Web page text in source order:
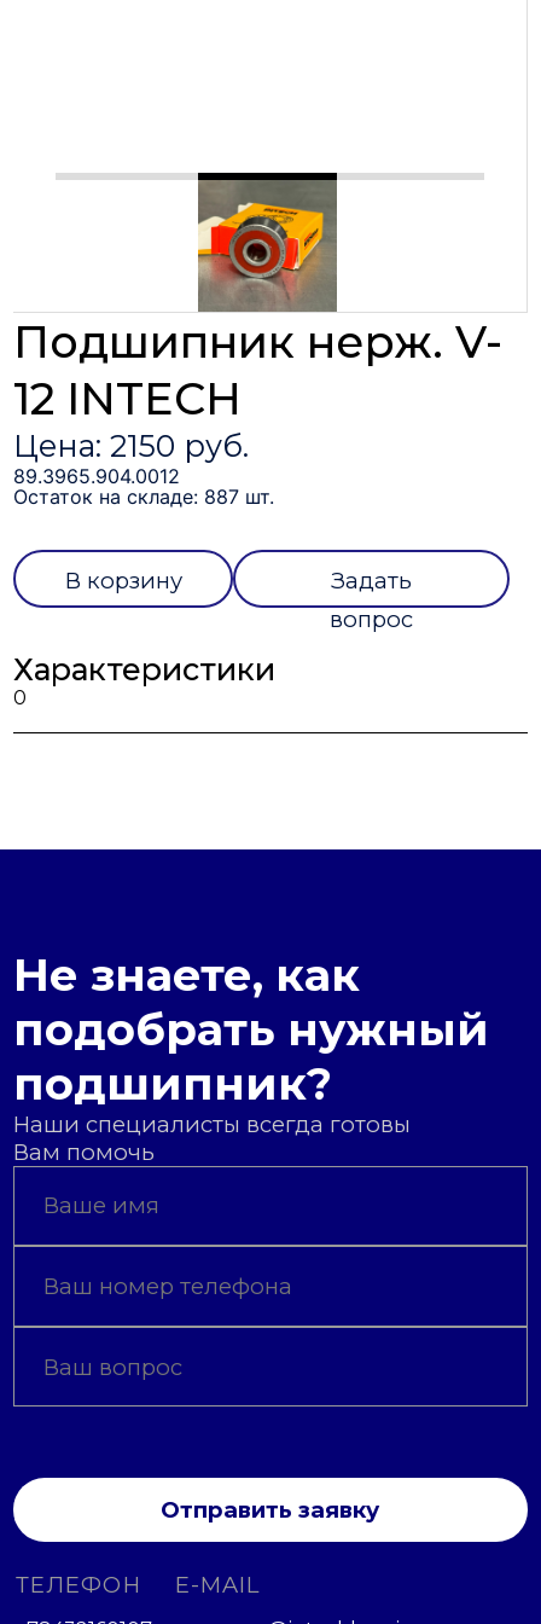
Подшипник нерж. V-
12 INTECH
Цена: 2150 руб.
89.3965.904.0012
Остаток на складе: 887 шт.
В корзину
Задать
вопрос
Характеристики
0
Не знаете, как
подобрать нужный
подшипник?
Наши специалисты всегда готовы
Вам помочь
Отправить заявку
ТЕЛЕФОН E-MAIL